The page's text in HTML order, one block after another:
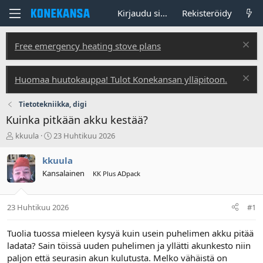
Kirjaudu sisään Rekisteröidy
Free emergency heating stove plans
Huomaa huutokauppa! Tulot Konekansan ylläpitoon.
Tietotekniikka, digi
Kuinka pitkään akku kestää?
V
e
s
t
e
j
u
n
kkuula
A
i
t
s
p
i
ä
23 Huhtikuu 2026
kkuula
Kansalainen KK Plus ADpack
23 Huhtikuu 2026 #1
Tuolia tuossa mieleen kysyä kuin usein puhelimen akku pitää
ladata? Sain töissä uuden puhelimen ja yllätti akunkesto niin
paljon että seurasin akun kulutusta. Melko vähäistä on